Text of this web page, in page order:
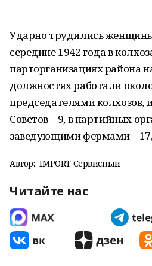
Ударно трудились
середине 1942 года в
парторганизациях района
должностях работали
председателями колхозов,
Советов – 9, в партийных
заведующими фермами –
Автор: IMPORT Сервисный
Читайте нас